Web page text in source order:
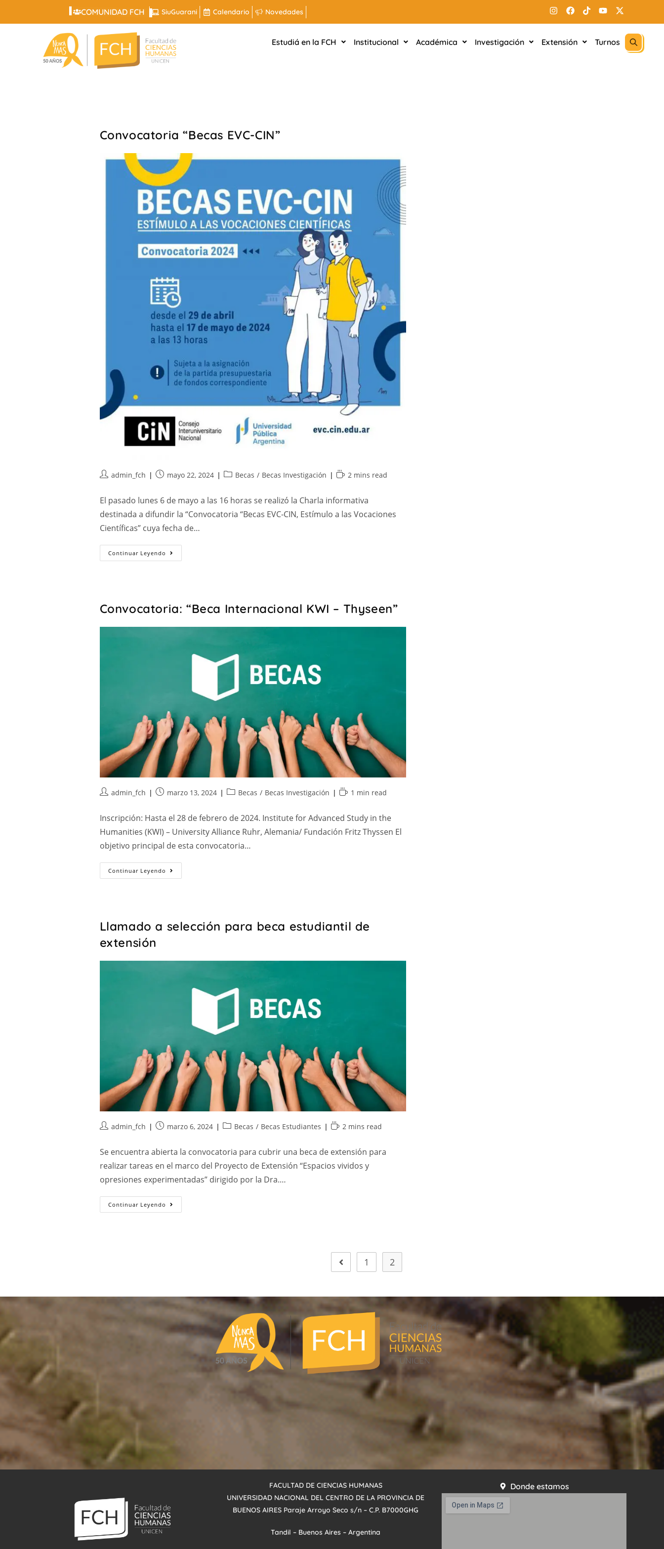
COMUNIDAD FCH SiuGuarani Calendario Novedades
Estudiá en la FCH Institucional Académica Investigación Extensión Turnos
Convocatoria “Becas EVC-CIN”
admin_fch mayo 22, 2024 Becas / Becas Investigación 2 mins read
El pasado lunes 6 de mayo a las 16 horas se realizó la Charla informativa
destinada a difundir la “Convocatoria “Becas EVC-CIN, Estímulo a las Vocaciones
Científicas” cuya fecha de…
Continuar Leyendo
Convocatoria: “Beca Internacional KWI – Thyseen”
admin_fch marzo 13, 2024 Becas / Becas Investigación 1 min read
Inscripción: Hasta el 28 de febrero de 2024. Institute for Advanced Study in the
Humanities (KWI) – University Alliance Ruhr, Alemania/ Fundación Fritz Thyssen El
objetivo principal de esta convocatoria…
Continuar Leyendo
Llamado a selección para beca estudiantil de
extensión
admin_fch marzo 6, 2024 Becas / Becas Estudiantes 2 mins read
Se encuentra abierta la convocatoria para cubrir una beca de extensión para
realizar tareas en el marco del Proyecto de Extensión “Espacios vividos y
opresiones experimentadas” dirigido por la Dra.…
Continuar Leyendo
1 2
FACULTAD DE CIENCIAS HUMANAS
UNIVERSIDAD NACIONAL DEL CENTRO DE LA PROVINCIA DE
BUENOS AIRES Paraje ArroyoSeco s/n – C.P. B7000GHG
Tandil – Buenos Aires – Argentina
Donde estamos